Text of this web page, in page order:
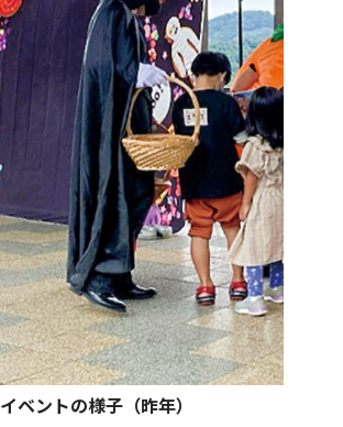
イベントの様子（昨年）